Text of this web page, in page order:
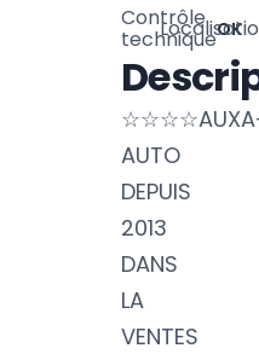
Contrôle
techniqueOK
AUTO
DEPUIS
2013
DANS
LA
VENTES